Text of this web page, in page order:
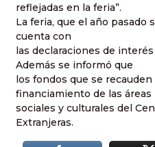
reflejadas en la feria”.
La feria, que el año pasado
cuenta con
las declaraciones de
Además se informó que
los fondos que se
financiamiento de las áreas
sociales y culturales del
Extranjeras.